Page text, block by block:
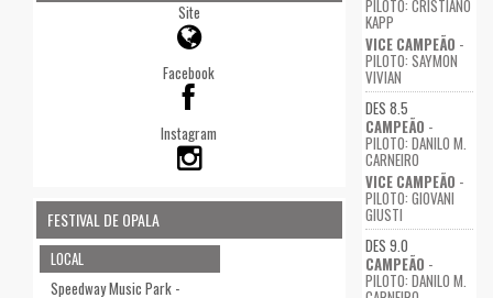
Site
Facebook
Instagram
FESTIVAL DE OPALA
LOCAL
Speedway Music Park -
PILOTO: CRISTIANO
KAPP
VICE CAMPEÃO -
PILOTO: SAYMON
VIVIAN
DES 8.5
CAMPEÃO -
PILOTO: DANILO M.
CARNEIRO
VICE CAMPEÃO -
PILOTO: GIOVANI
GIUSTI
DES 9.0
CAMPEÃO -
PILOTO: DANILO M.